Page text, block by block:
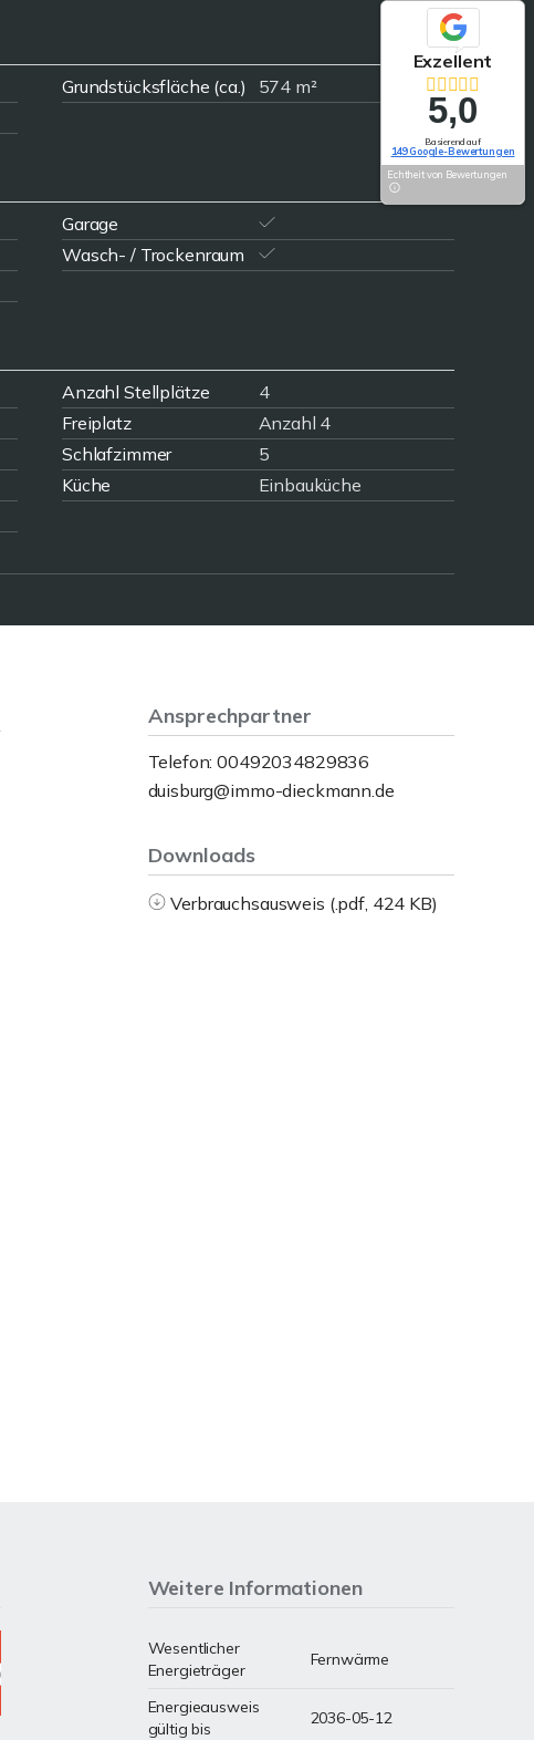
Grundstücksfläche (ca.)
574 m²
Garage
Wasch- / Trockenraum
Anzahl Stellplätze
4
Freiplatz
Anzahl 4
Schlafzimmer
5
Küche
Einbauküche
Ansprechpartner
Telefon: 00492034829836
duisburg@immo-dieckmann.de
Downloads
Verbrauchsausweis (.pdf, 424 KB)
Weitere Informationen
Wesentlicher
Energieträger
Fernwärme
Energieausweis
gültig bis
2036-05-12
Exzellent
5,0
Basierend auf
149 Google-Bewertungen
Echtheit von Bewertungen